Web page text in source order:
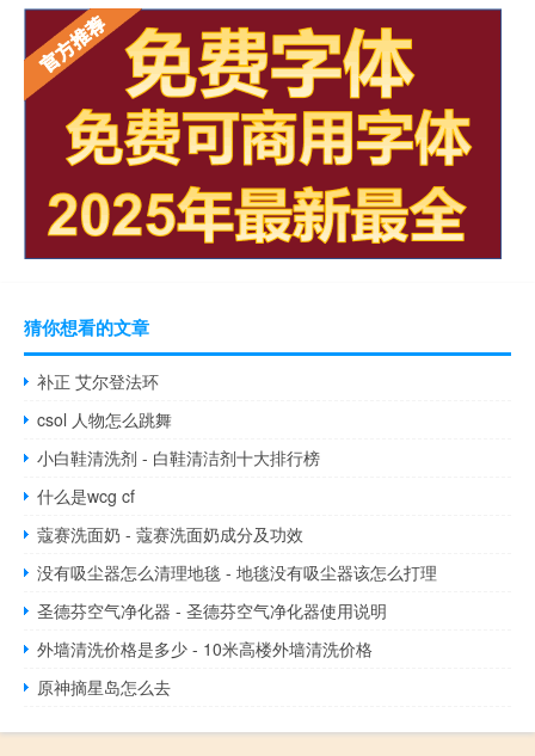
猜你想看的文章
补正 艾尔登法环
csol 人物怎么跳舞
小白鞋清洗剂 - 白鞋清洁剂十大排行榜
什么是wcg cf
蔻赛洗面奶 - 蔻赛洗面奶成分及功效
没有吸尘器怎么清理地毯 - 地毯没有吸尘器该怎么打理
圣德芬空气净化器 - 圣德芬空气净化器使用说明
外墙清洗价格是多少 - 10米高楼外墙清洗价格
原神摘星岛怎么去